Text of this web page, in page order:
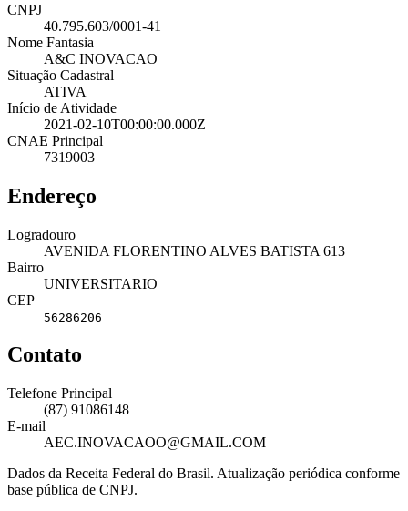
CNPJ
40.795.603/0001-41
Nome Fantasia
A&C INOVACAO
Situação Cadastral
ATIVA
Início de Atividade
2021-02-10T00:00:00.000Z
CNAE Principal
7319003
Endereço
Logradouro
AVENIDA FLORENTINO ALVES BATISTA 613
Bairro
UNIVERSITARIO
CEP
56286206
Contato
Telefone Principal
(87) 91086148
E-mail
AEC.INOVACAOO@GMAIL.COM
Dados da Receita Federal do Brasil. Atualização periódica conforme
base pública de CNPJ.